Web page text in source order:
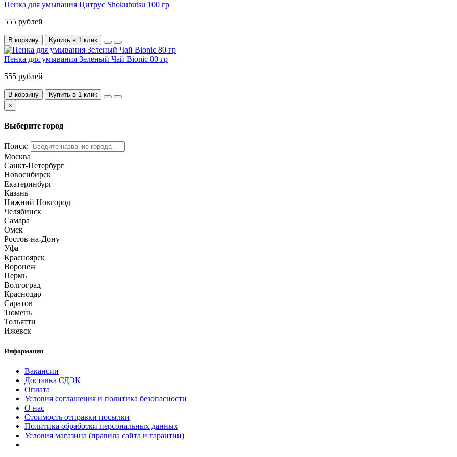
Пенка для умывания Цитрус Shokubutsu 100 гр
555 рублей
В корзину Купить в 1 клик
Пенка для умывания Зеленый Чай Bionic 80 гр
555 рублей
В корзину
Купить в 1 клик
×
Выберите город
Поиск:
Москва
Санкт-Петербург
Новосибирск
Екатеринбург
Казань
Нижний Новгород
Челябинск
Самара
Омск
Ростов-на-Дону
Уфа
Красноярск
Воронеж
Пермь
Волгоград
Краснодар
Саратов
Тюмень
Тольятти
Ижевск
Информация
Вакансии
Доставка СДЭК
Оплата
Условия соглашения и политика безопасности
О нас
Стоимость отправки посылки
Политика обработки персональных данных
Условия магазина (правила сайта и гарантии)